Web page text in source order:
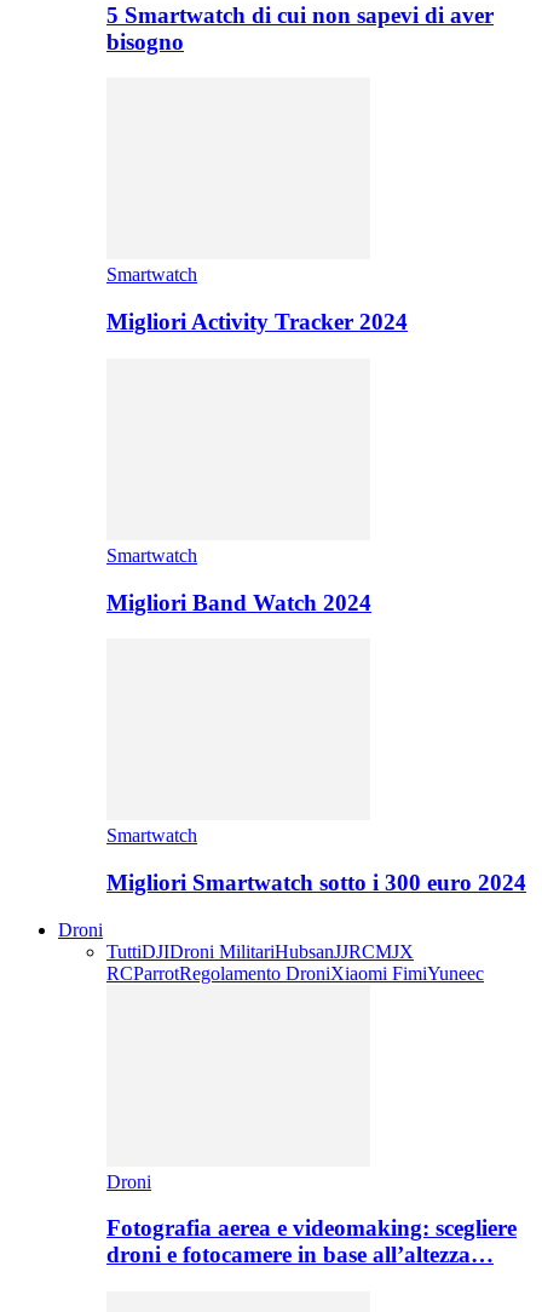
5 Smartwatch di cui non sapevi di aver
bisogno
Smartwatch
Migliori Activity Tracker 2024
Smartwatch
Migliori Band Watch 2024
Smartwatch
Migliori Smartwatch sotto i 300 euro 2024
Droni
TuttiDJIDroni MilitariHubsanJJRCMJX
RCParrotRegolamento DroniXiaomi FimiYuneec
Droni
Fotografia aerea e videomaking: scegliere
droni e fotocamere in base all’altezza…